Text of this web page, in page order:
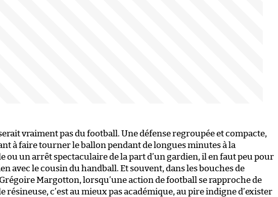
vraiment pas du football. Une défense regroupée et compacte,
à faire tourner le ballon pendant de longues minutes à la
ou un arrêt spectaculaire de la part d’un gardien, il en faut peu pour
avec le cousin du handball. Et souvent, dans les bouches de
Margotton, lorsqu’une action de football se rapproche de
résineuse, c’est au mieux pas académique, au pire indigne d’exister